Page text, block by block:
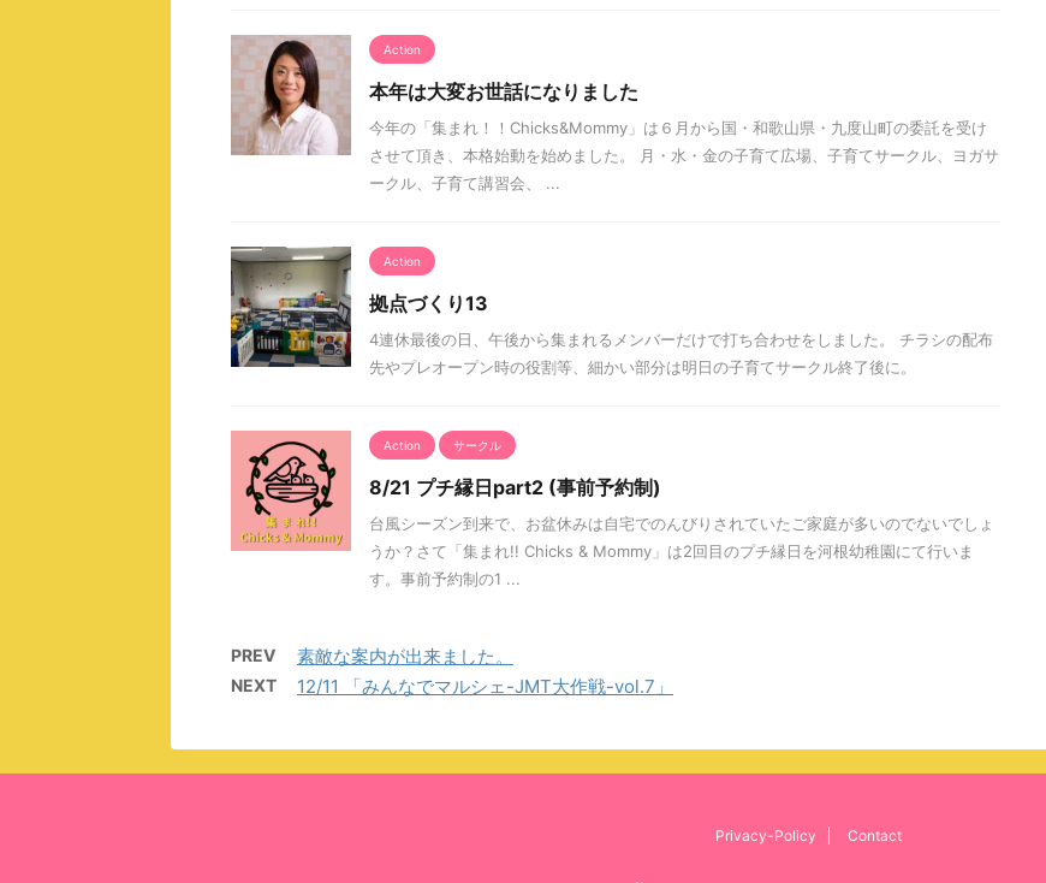
Action
本年は大変お世話になりました
今年の「集まれ！！Chicks&Mommy」は６月から国・和歌山県・九度山町の委託を受け
させて頂き、本格始動を始めました。 月・水・金の子育て広場、子育てサークル、ヨガサ
ークル、子育て講習会、 ...
Action
拠点づくり13
4連休最後の日、午後から集まれるメンバーだけで打ち合わせをしました。 チラシの配布
先やプレオープン時の役割等、細かい部分は明日の子育てサークル終了後に。
Action サークル
8/21 プチ縁日part2 (事前予約制)
台風シーズン到来で、お盆休みは自宅でのんびりされていたご家庭が多いのでないでしょ
うか？さて「集まれ!! Chicks & Mommy」は2回目のプチ縁日を河根幼稚園にて行いま
す。事前予約制の1 ...
PREV 素敵な案内が出来ました。
NEXT 12/11 「みんなでマルシェ-JMT大作戦-vol.7」
Privacy-Policy Contact